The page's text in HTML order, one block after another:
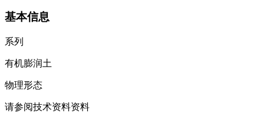
基本信息
系列
有机膨润土
物理形态
请参阅技术资料资料